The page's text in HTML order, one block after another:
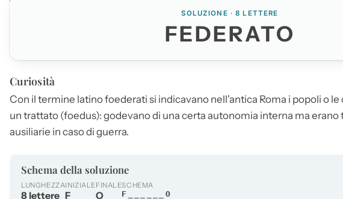
SOLUZIONE · 8 LETTERE
FEDERATO
Curiosità
Con il termine latino foederati si indicavano nell'antica Roma i popoli o le
un trattato (foedus): godevano di una certa autonomia interna ma
ausiliarie in caso di guerra.
Schema della soluzione
LUNGHEZZA
8 lettere
INIZIALE
F
FINALE
O
SCHEMA
F______O